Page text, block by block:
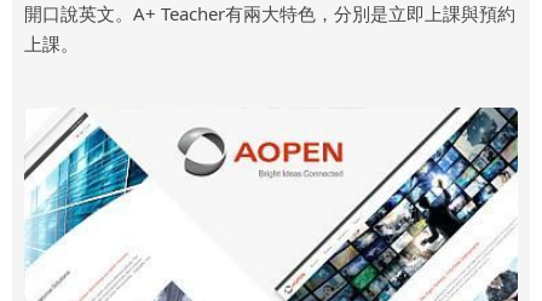
開口說英文。A+ Teacher有兩大特色，分別是立即上課與預約
上課。